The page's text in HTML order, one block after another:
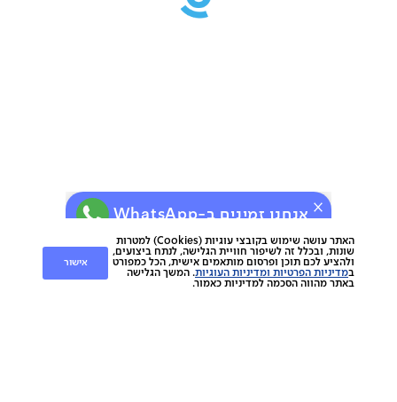
אנחנו זמינים ב-WhatsApp
האתר עושה שימוש בקובצי עוגיות (Cookies) למטרות
שונות, ובכלל זה לשיפור חוויית הגלישה, לנתח ביצועים,
ולהציע לכם תוכן ופרסום מותאמים אישית, הכל כמפורט
במדיניות הפרטיות ומדיניות העוגיות. המשך הגלישה
באתר מהווה הסכמה למדיניות כאמור.
אישור